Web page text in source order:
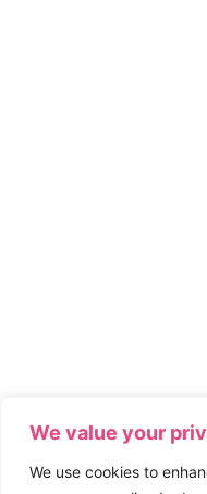
We value your
We use cookies to